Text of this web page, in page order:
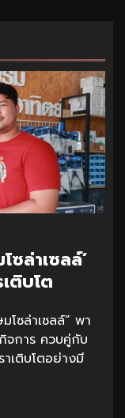
ซล่าเซลล์’
ติบโต
ซล่าเซลล์” พา
จการ ควบคู่กับ
าเติบโตอย่างมี